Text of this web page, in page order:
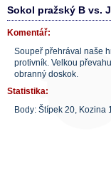
Sokol pražský B vs.
Komentář:
Soupeř přehrával naše
protivník. Velkou
obranný doskok.
Statistika:
Body: Štípek 20, Kozina